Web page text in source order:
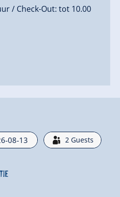
/ Check-Out: tot 10.00
2 Guests